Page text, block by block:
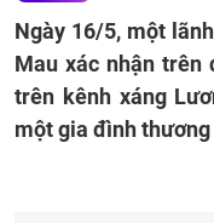
Ngày 16/5, một
Mau xác nhận trên
trên kênh xáng
một gia đình thương